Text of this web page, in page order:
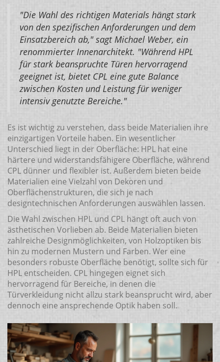
"Die Wahl des richtigen Materials hängt stark
von den spezifischen Anforderungen und dem
Einsatzbereich ab," sagt Michael Weber, ein
renommierter Innenarchitekt. "Während HPL
für stark beanspruchte Türen hervorragend
geeignet ist, bietet CPL eine gute Balance
zwischen Kosten und Leistung für weniger
intensiv genutzte Bereiche."
Es ist wichtig zu verstehen, dass beide Materialien ihre
einzigartigen Vorteile haben. Ein wesentlicher
Unterschied liegt in der Oberfläche: HPL hat eine
härtere und widerstandsfähigere Oberfläche, während
CPL dünner und flexibler ist. Außerdem bieten beide
Materialien eine Vielzahl von Dekoren und
Oberflächenstrukturen, die sich je nach
designtechnischen Anforderungen auswählen lassen.
Die Wahl zwischen HPL und CPL hängt oft auch von
ästhetischen Vorlieben ab. Beide Materialien bieten
zahlreiche Designmöglichkeiten, von Holzoptiken bis
hin zu modernen Mustern und Farben. Wer eine
besonders robuste Oberfläche benötigt, sollte sich für
HPL entscheiden. CPL hingegen eignet sich
hervorragend für Bereiche, in denen die
Türverkleidung nicht allzu stark beansprucht wird, aber
dennoch eine ansprechende Optik haben soll.